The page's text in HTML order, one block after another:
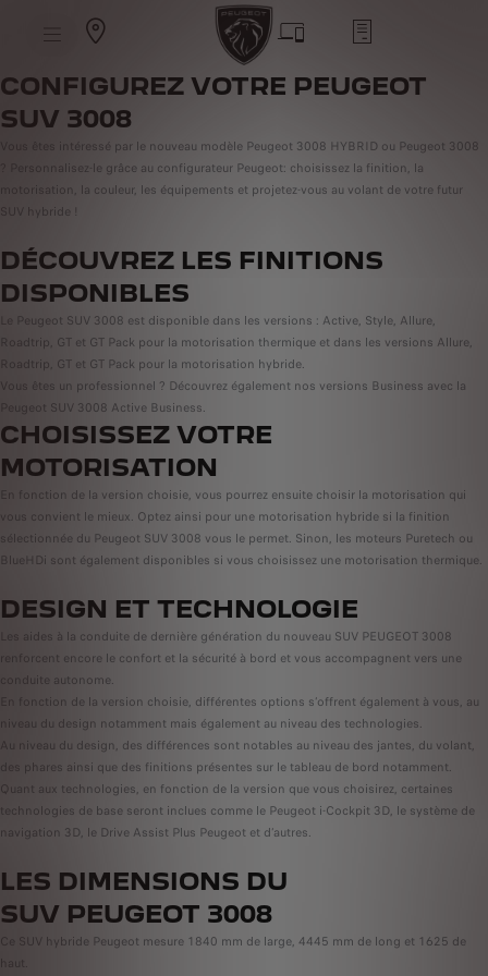
o
C
o
n
t
S
k
i
p
o
n
T
t
CONFIGUREZ VOTRE PEUGEOT
SUV 3008
Vous êtes intéressé par le nouveau modèle Peugeot 3008 HYBRID ou Peugeot 3008
? Personnalisez-le grâce au configurateur Peugeot: choisissez la finition, la
motorisation, la couleur, les équipements et projetez-vous au volant de votre futur
SUV hybride !
DÉCOUVREZ LES FINITIONS
DISPONIBLES
Le Peugeot SUV 3008 est disponible dans les versions : Active, Style, Allure,
Roadtrip, GT et GT Pack pour la motorisation thermique et dans les versions Allure,
Roadtrip, GT et GT Pack pour la motorisation hybride.
Vous êtes un professionnel ? Découvrez également nos versions Business avec la
Peugeot SUV 3008 Active Business.
CHOISISSEZ VOTRE
MOTORISATION
En fonction de la version choisie, vous pourrez ensuite choisir la motorisation qui
vous convient le mieux. Optez ainsi pour une motorisation hybride si la finition
sélectionnée du Peugeot SUV 3008 vous le permet. Sinon, les moteurs Puretech ou
BlueHDi sont également disponibles si vous choisissez une motorisation thermique.
DESIGN ET TECHNOLOGIE
Les aides à la conduite de dernière génération du nouveau SUV PEUGEOT 3008
renforcent encore le confort et la sécurité à bord et vous accompagnent vers une
conduite autonome.
En fonction de la version choisie, différentes options s’offrent également à vous, au
niveau du design notamment mais également au niveau des technologies.
Au niveau du design, des différences sont notables au niveau des jantes, du volant,
des phares ainsi que des finitions présentes sur le tableau de bord notamment.
Quant aux technologies, en fonction de la version que vous choisirez, certaines
technologies de base seront inclues comme le Peugeot i-Cockpit 3D, le système de
navigation 3D, le Drive Assist Plus Peugeot et d’autres.
LES DIMENSIONS DU
SUV PEUGEOT 3008
Ce SUV hybride Peugeot mesure 1840 mm de large, 4445 mm de long et 1625 de
haut.